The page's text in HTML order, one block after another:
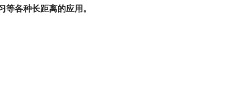
各种长距离的应用。